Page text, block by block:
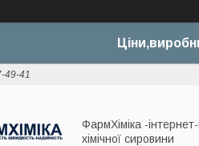
49-41
ФармХіміка -
хімічної сировини